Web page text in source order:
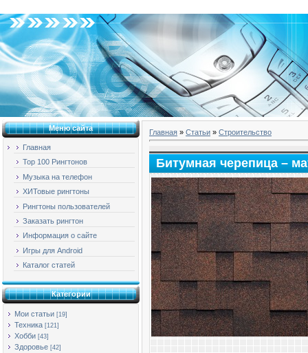
Меню сайта
Главная
Top 100 Рингтонов
Музыка на телефон
ХИТовые рингтоны
Рингтоны пользователей
Заказать рингтон
Информация о сайте
Игры для Android
Каталог статей
Категории
Мои статьи [19]
Техника [121]
Хобби [43]
Здоровье [42]
Главная » Статьи » Строительство
Битумная черепица –